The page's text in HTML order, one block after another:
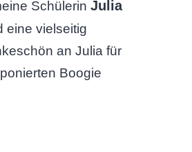
SchülerinJulia
eine vielseitig
an Julia für
Boogie